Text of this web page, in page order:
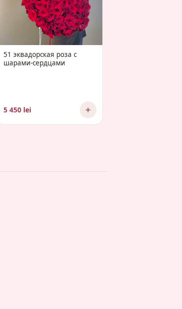
51 эквадорская роза с
шарами-сердцами
5 450 lei